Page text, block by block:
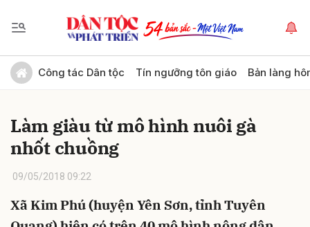
Công tác Dân tộc Tín ngưỡng tôn giáo Bản làng
Làm giàu từ mô hình nuôi gà
nhốt chuồng
09/05/2018 09:22
Xã Kim Phú (huyện Yên Sơn, tỉnh Tuyên
Gửi bình luận
Hủy